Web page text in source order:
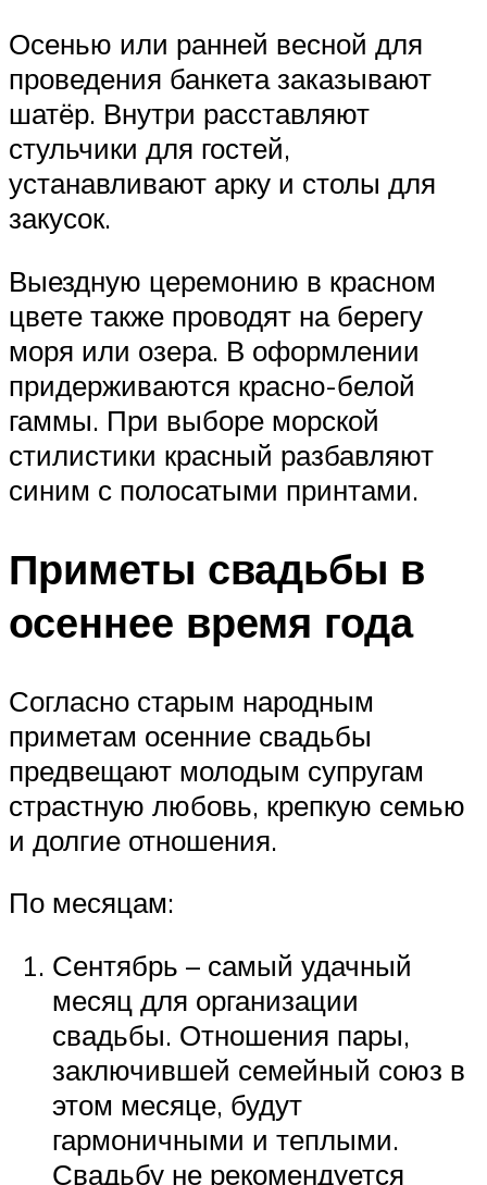
Осенью или ранней весной для
проведения банкета заказывают
шатёр. Внутри расставляют
стульчики для гостей,
устанавливают арку и столы для
закусок.
Выездную церемонию в красном
цвете также проводят на берегу
моря или озера. В оформлении
придерживаются красно-белой
гаммы. При выборе морской
стилистики красный разбавляют
синим с полосатыми принтами.
Приметы свадьбы в
осеннее время года
Согласно старым народным
приметам осенние свадьбы
предвещают молодым супругам
страстную любовь, крепкую семью
и долгие отношения.
По месяцам:
Сентябрь – самый удачный
месяц для организации
свадьбы. Отношения пары,
заключившей семейный союз в
этом месяце, будут
гармоничными и теплыми.
Свадьбу не рекомендуется